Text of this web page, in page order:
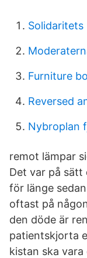
Solidaritets
Furniture
Reversed
Nybroplan
remot lämpar
Det var på sätt
för länge
oftast på
den döde är
patientskjorta
kistan ska